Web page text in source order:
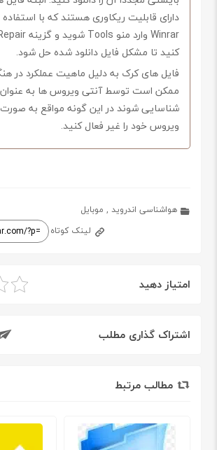
دارای قابلیت ریکاوری هستند که با استفاده
کنید تا مشکل فایل دانلود شده حل شود.
فایل های کرک به دلیل ماهیت عملکرد در
ممکن است توسط آنتی ویروس ها به عنوان
شناسایی شوند در این گونه مواقع به
ویروس خود را غیر فعال کنید.
هواشناسی اندروید , موبایل
لینک کوتاه
امتیاز دهید
اشتراک گذاری مطلب
مطالب مرتبط